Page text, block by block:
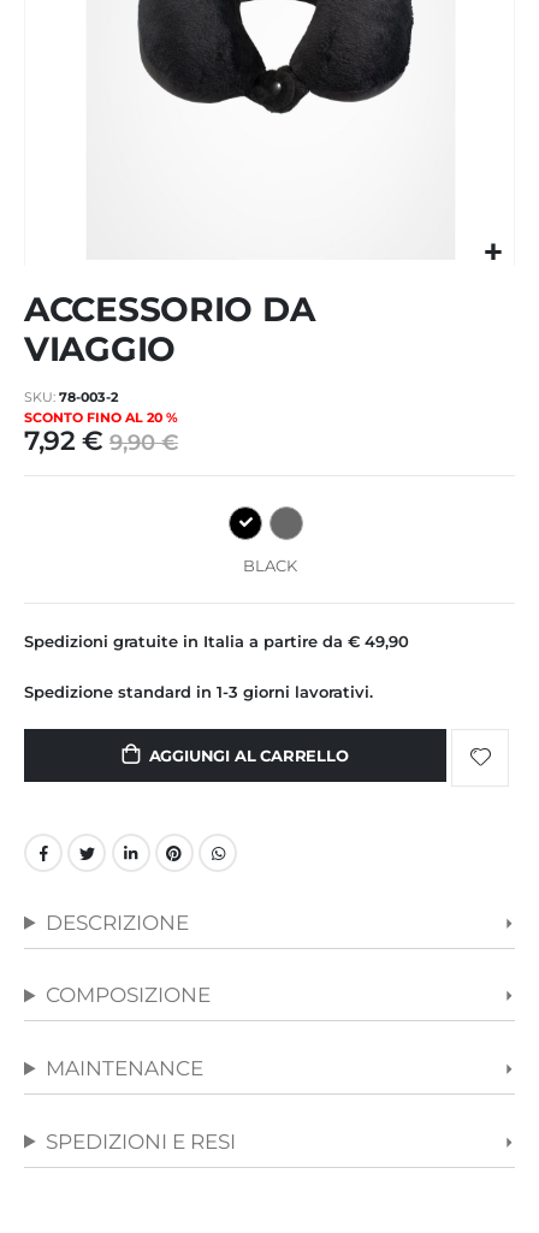
all'inizio
della
galleria
immagini
ACCESSORIO DA
VIAGGIO
SCONTO FINO AL 20 %
SKU 78-003-2
7,92 € 9,90 €
BLACK
Spedizioni gratuite in Italia a partire da € 49,90
Spedizione standard in 1-3 giorni lavorativi.
AGGIUNGI AL CARRELLO
DESCRIZIONE
COMPOSIZIONE
MAINTENANCE
SPEDIZIONI E RESI